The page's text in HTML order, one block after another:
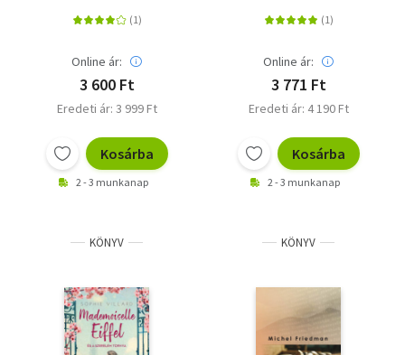
Online ár:
3 600 Ft
Eredeti ár: 3 999 Ft
Kosárba
2 - 3 munkanap
Online ár:
3 771 Ft
Eredeti ár: 4 190 Ft
Kosárba
2 - 3 munkanap
KÖNYV KÖNYV